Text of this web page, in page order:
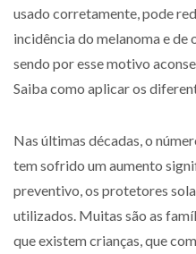
usado corretamente, pode
incidência do melanoma e de
sendo por esse motivo
Saiba como aplicar os
Nas últimas décadas, o
tem sofrido um aumento
preventivo, os protetores
utilizados. Muitas são as
que existem crianças, que